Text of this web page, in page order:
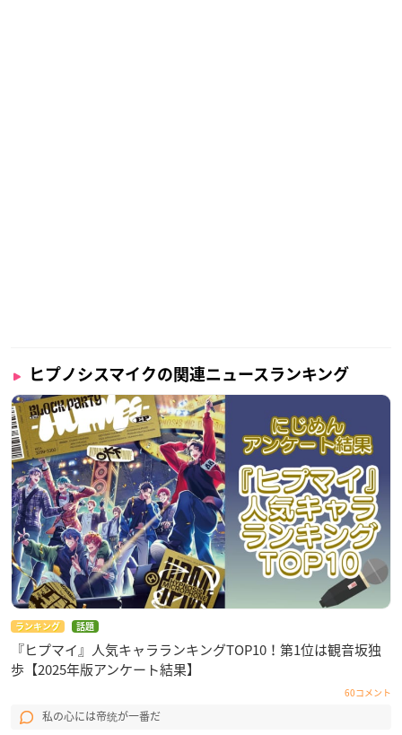
ヒプノシスマイクの関連ニュースランキング
ランキング 話題
『ヒプマイ』人気キャラランキングTOP10！第1位は観音坂独
歩【2025年版アンケート結果】
60コメント
私の心には帝统が一番だ